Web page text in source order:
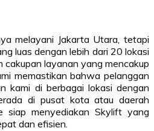
melayani Jakarta Utara, tetapi
luas dengan lebih dari 20 lokasi
cakupan layanan yang mencakup
memastikan bahwa pelanggan
kami di berbagai lokasi dengan
di pusat kota atau daerah
siap menyediakan Skylift yang
dan efisien.